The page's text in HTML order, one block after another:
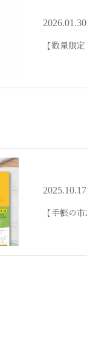
2026.01.30
【数量限
2025.10.17
【手帳の